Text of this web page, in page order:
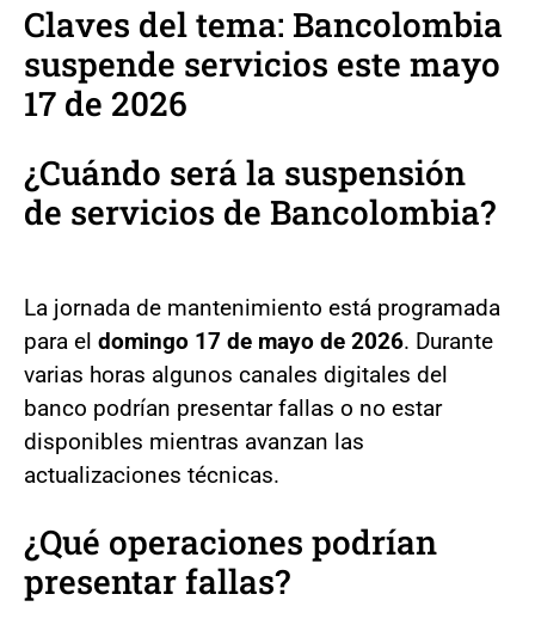
Claves del tema: Bancolombia
suspende servicios este mayo
17 de 2026
¿Cuándo será la suspensión
de servicios de Bancolombia?
La jornada de mantenimiento está programada
para el domingo 17 de mayo de 2026. Durante
varias horas algunos canales digitales del
banco podrían presentar fallas o no estar
disponibles mientras avanzan las
actualizaciones técnicas.
¿Qué operaciones podrían
presentar fallas?